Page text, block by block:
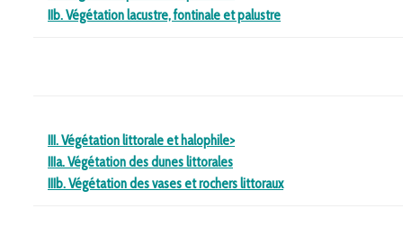
IIb. Végétation lacustre, fontinale et palustre
III. Végétation littorale et halophile>
IIIa. Végétation des dunes littorales
IIIb. Végétation des vases et rochers littoraux